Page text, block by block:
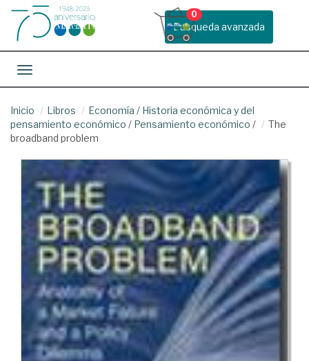
Busqueda avanzada
0
Toggle navigation
Inicio Libros Economía / Historia económica y del
pensamiento económico / Pensamiento económico /
The
broadband problem